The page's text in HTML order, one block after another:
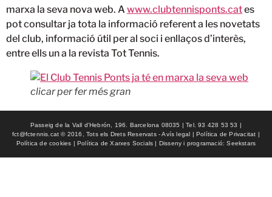
marxa la seva nova web. A www.clubtennisponts.cates
pot consultar ja tota la informació referent a les novetats
del club, informació útil per al soci i enllaços d’interès,
entre ells un a la revista Tot Tennis.
clicar per fer més gran
Passeig de la Vall d'Hebrón, 196. Barcelona 08035 | Tel. 93 428 53 53 |
fct@fctennis.cat © 2016, Tots els Drets Reservats - Avís legal | Política de Privacitat |
Política de cookies | Política de Xarxes Socials | Disseny i programació: Seekstars